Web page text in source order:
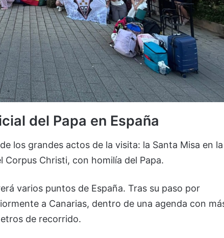
del Papa en España
los grandes actos de la visita: la Santa Misa en la
Corpus Christi, con homilía del Papa.
varios puntos de España. Tras su paso por
a Canarias, dentro de una agenda con
de recorrido.